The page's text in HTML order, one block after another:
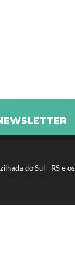
do Sul - RS e
Av. Rio Branco,